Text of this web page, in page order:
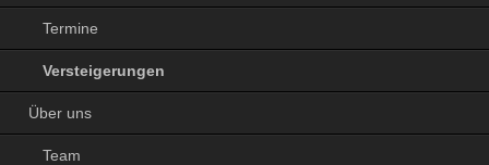
Termine
Versteigerungen
Über uns
Team